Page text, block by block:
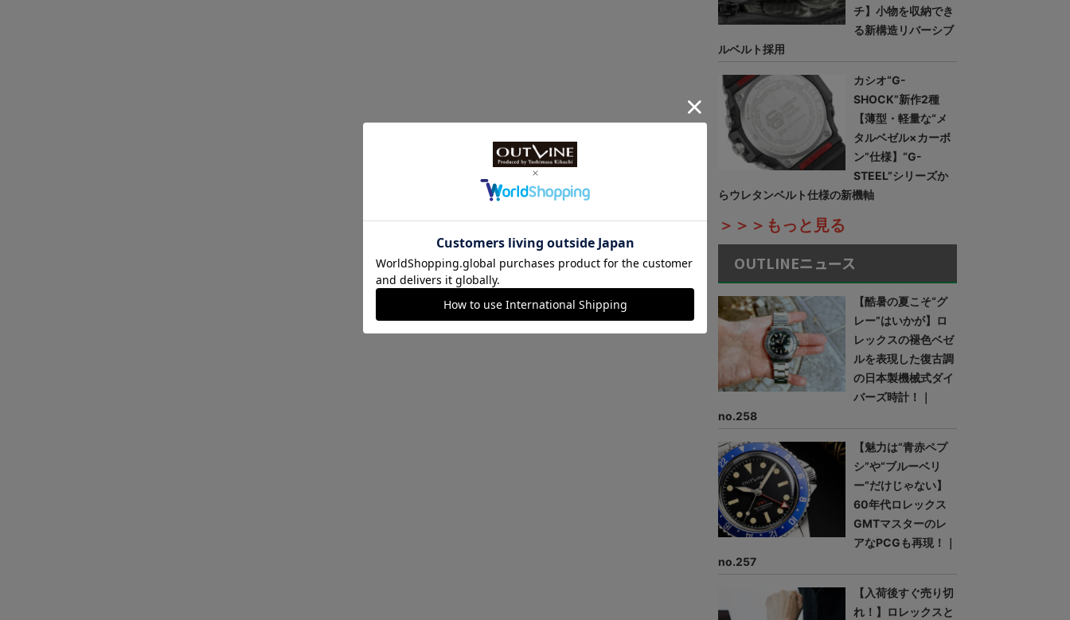
チ】小物を収納でき
る新構造リバーシブ
ルベルト採用
カシオ“G-
SHOCK”新作2種
【薄型・軽量な“メ
タルベゼル×カーボ
ン”仕様】“G-
STEEL”シリーズか
らウレタンベルト仕様の新機軸
＞＞＞もっと見る
OUTLINEニュース
【酷暑の夏こそ“グ
レー”はいかが】ロ
レックスの褪色ベゼ
ルを表現した復古調
の日本製機械式ダイ
バーズ時計！｜
no.258
【魅力は“青赤ペプ
シ”や“ブルーベリ
ー”だけじゃない】
60年代ロレックス
GMTマスターのレ
アなPCGも再現！｜
no.257
【入荷後すぐ売り切
れ！】ロレックスと